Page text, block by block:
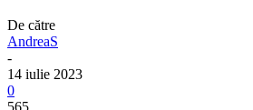
De către
AndreaS
-
14 iulie 2023
0
565